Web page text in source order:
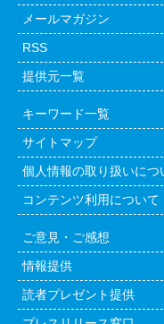
メールマガジン
RSS
提供元一覧
キーワード一覧
サイトマップ
個人情報の取り扱いにつ
コンテンツ利用について
ご意見・ご感想
情報提供
読者プレゼント提供